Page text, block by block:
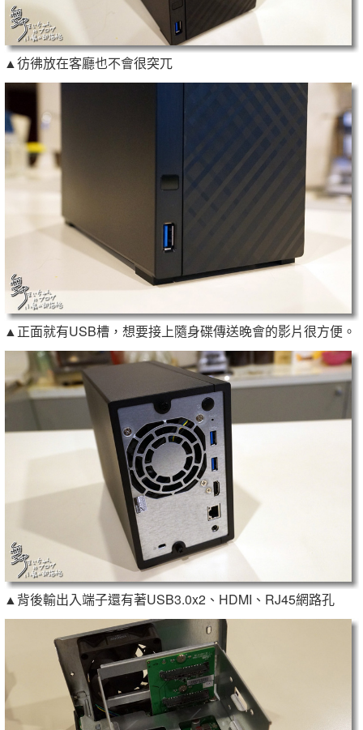
▲彷彿放在客廳也不會很突兀
▲正面就有USB槽，想要接上隨身碟傳送晚會的影片很方便。
▲背後輸出入端子還有著USB3.0x2、HDMI、RJ45網路孔